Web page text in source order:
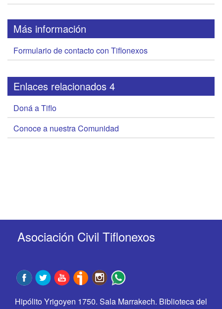
Más información
Formulario de contacto con Tiflonexos
Enlaces relacionados 4
Doná a Tiflo
Conoce a nuestra Comunidad
Asociación Civil Tiflonexos
Hipólito Yrigoyen 1750. Sala Marrakech. Biblioteca del